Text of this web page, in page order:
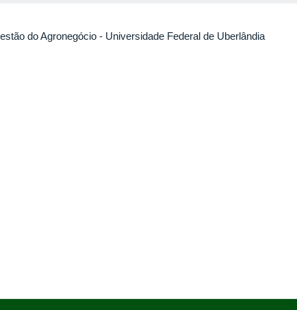
do Agronegócio - Universidade Federal de Uberlândia